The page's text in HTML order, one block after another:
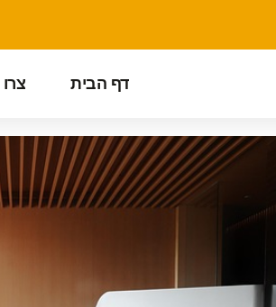
דף הבית